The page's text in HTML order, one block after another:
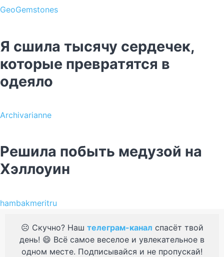
GeoGemstones
Я сшила тысячу сердечек,
которые превратятся в
одеяло
Archivarianne
Решила побыть медузой на
Хэллоуин
hambakmeritru
☹️ Скучно? Наш телеграм-канал спасёт твой
день! 😄 Всё самое веселое и увлекательное в
одном месте. Подписывайся и не пропускай!